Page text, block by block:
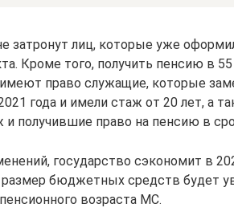
затронут лиц, которые уже
Кроме того, получить пенсию в
право служащие, которые
года и имели стаж от 20 лет, а
получившие право на пенсию в
государство сэкономит в
бюджетных средств будет
возраста МС.